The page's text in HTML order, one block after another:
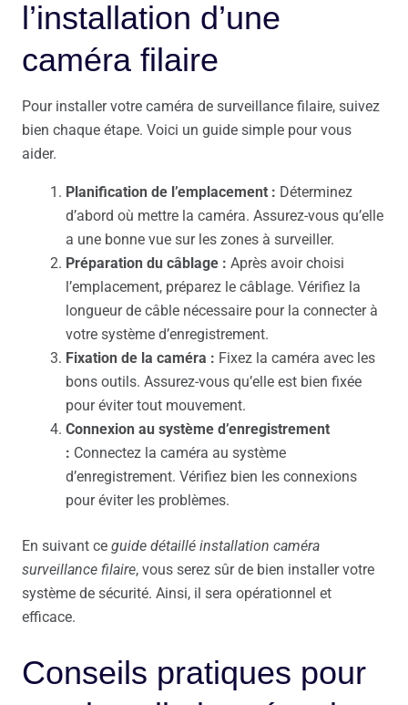
l’installation d’une
caméra filaire
Pour installer votre caméra de surveillance filaire, suivez
bien chaque étape. Voici un guide simple pour vous
aider.
Planification de l’emplacement : Déterminez
d’abord où mettre la caméra. Assurez-vous qu’elle
a une bonne vue sur les zones à surveiller.
Préparation du câblage : Après avoir choisi
l’emplacement, préparez le câblage. Vérifiez la
longueur de câble nécessaire pour la connecter à
votre système d’enregistrement.
Fixation de la caméra : Fixez la caméra avec les
bons outils. Assurez-vous qu’elle est bien fixée
pour éviter tout mouvement.
Connexion au système d’enregistrement
: Connectez la caméra au système
d’enregistrement. Vérifiez bien les connexions
pour éviter les problèmes.
En suivant ce guide détaillé installation caméra
surveillance filaire, vous serez sûr de bien installer votre
système de sécurité. Ainsi, il sera opérationnel et
efficace.
Conseils pratiques pour